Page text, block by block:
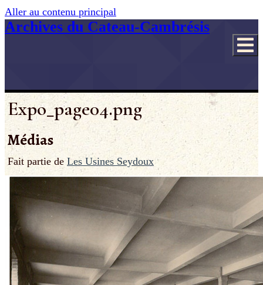
Aller au contenu principal
Archives du Cateau-Cambrésis
Expo_page04.png
Médias
Fait partie de Les Usines Seydoux